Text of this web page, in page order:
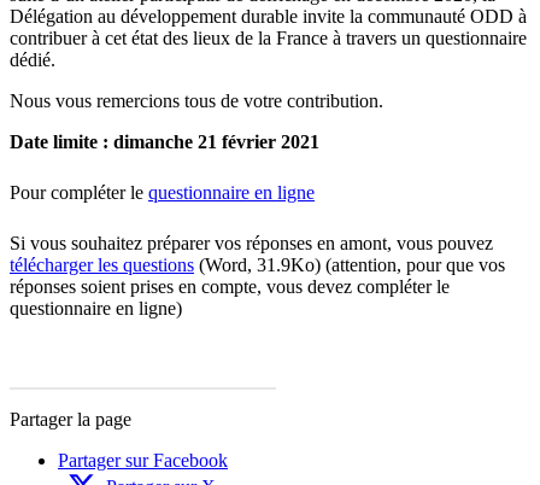
Délégation au développement durable invite la communauté ODD à
contribuer à cet état des lieux de la France à travers un questionnaire
dédié.
Nous vous remercions tous de votre contribution.
Date limite : dimanche 21 février 2021
Pour compléter le questionnaire en ligne
Si vous souhaitez préparer vos réponses en amont, vous pouvez
télécharger les questions (Word, 31.9Ko) (attention, pour que vos
réponses soient prises en compte, vous devez compléter le
questionnaire en ligne)
Partager la page
Partager sur Facebook